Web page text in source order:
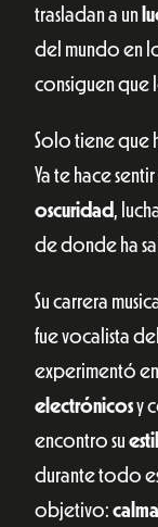
trasladan a un
del mundo en
consiguen que
Solo tiene que
Ya te hace
oscuridad ,
de donde ha
Su carrera
fue vocalista
experimentó
electrónicosy
encontro su
durante todo
objetivo: